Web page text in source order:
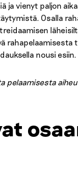
vienyt paljon
Osalla
rahapelaamisesta
nousi esiin.
pelaamisesta